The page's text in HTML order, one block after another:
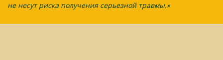
не несут риска получения серьезной травмы.»